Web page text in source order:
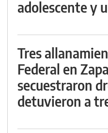
adolescente y
Tres
Federal en
secuestraron
detuvieron a